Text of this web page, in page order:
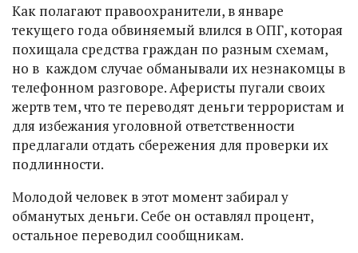
Как полагают правоохранители, в январе
текущего года обвиняемый влился в ОПГ, которая
похищала средства граждан по разным схемам,
но в каждом случае обманывали их незнакомцы в
телефонном разговоре. Аферисты пугали своих
жертв тем, что те переводят деньги террористам и
для избежания уголовной ответственности
предлагали отдать сбережения для проверки их
подлинности.
Молодой человек в этот момент забирал у
обманутых деньги. Себе он оставлял процент,
остальное переводил сообщникам.